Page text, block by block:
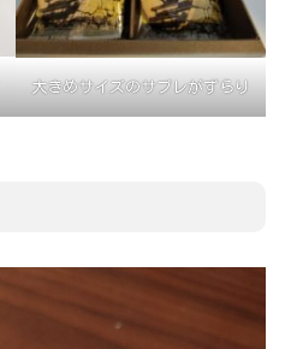
大きめサイズのサブレがずらり